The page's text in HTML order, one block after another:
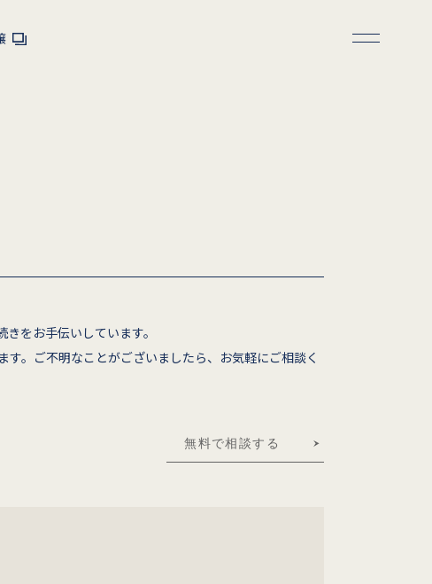
をお手伝いしています。
。ご不明なことがございましたら、お気軽にご相談く
無料で相談する